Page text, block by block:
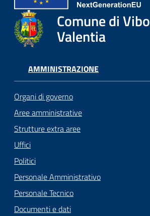
argomenti... Comune di Vibo
Valentia
AMMINISTRAZIONE
Organi di governo
Aree amministrative
Strutture extra aree
Uffici
Politici
Personale Amministrativo
Personale Tecnico
Documenti e dati